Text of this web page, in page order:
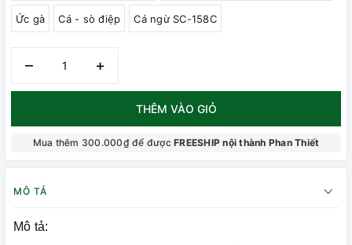
Ức gà Cá - sò điệp Cá ngừ SC-158C
– +
THÊM VÀO GIỎ
Mua thêm 300.000₫ để đượcFREESHIP nội thành Phan Thiết
MÔ TẢ
Mô tả: